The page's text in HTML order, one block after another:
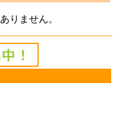
りません。